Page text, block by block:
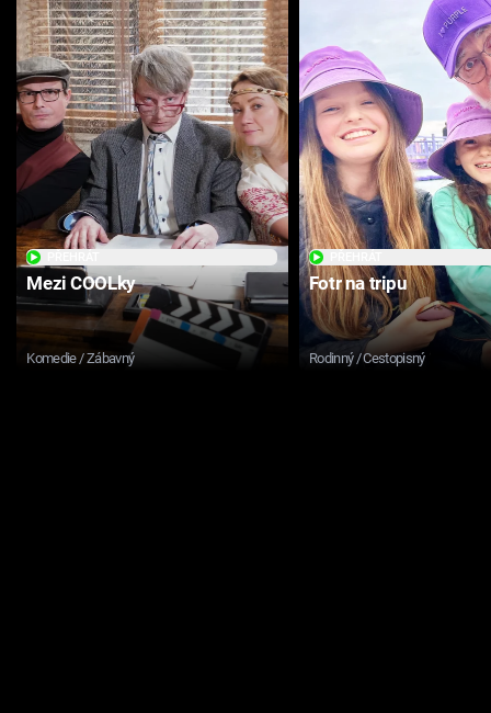
Mezi COOLky
Komedie / Zábavný
Fotr na tripu
Rodinný / Cestopisný